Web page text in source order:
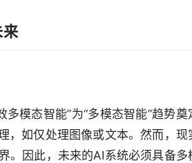
模态智能”为“多模态智能”趋势奠
，如仅处理图像或文本。然而，现
。因此，未来的AI系统必须具备多